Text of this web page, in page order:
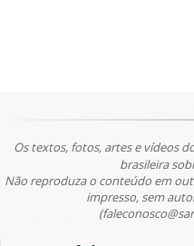
Os textos, fotos, artes e vídeos
brasileira
Não reproduza o conteúdo em
impresso, sem